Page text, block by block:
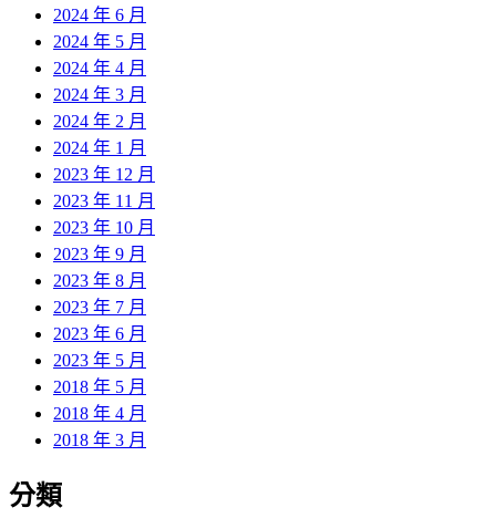
2024 年 6 月
2024 年 5 月
2024 年 4 月
2024 年 3 月
2024 年 2 月
2024 年 1 月
2023 年 12 月
2023 年 11 月
2023 年 10 月
2023 年 9 月
2023 年 8 月
2023 年 7 月
2023 年 6 月
2023 年 5 月
2018 年 5 月
2018 年 4 月
2018 年 3 月
分類